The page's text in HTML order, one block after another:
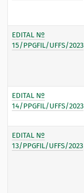
EDITAL Nº
15/PPGFIL/UFFS/2023
EDITAL Nº
14/PPGFIL/UFFS/2023
EDITAL Nº
13/PPGFIL/UFFS/2023